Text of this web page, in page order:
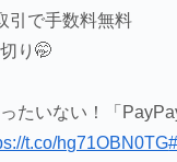
引で手数料無料
り🤭
たいない！「
t.co/hg71OBN0TG